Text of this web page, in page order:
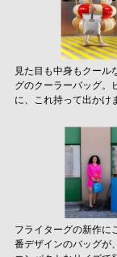
見た目も中身もクール
グのクーラーバッグ。
に、これ持って出かけ
フライターグの新作に
番デザインのバッグが